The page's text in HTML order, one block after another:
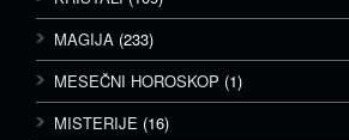
MAGIJA (233)
MESEČNI HOROSKOP (1)
MISTERIJE (16)